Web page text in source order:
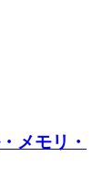
メモリ・